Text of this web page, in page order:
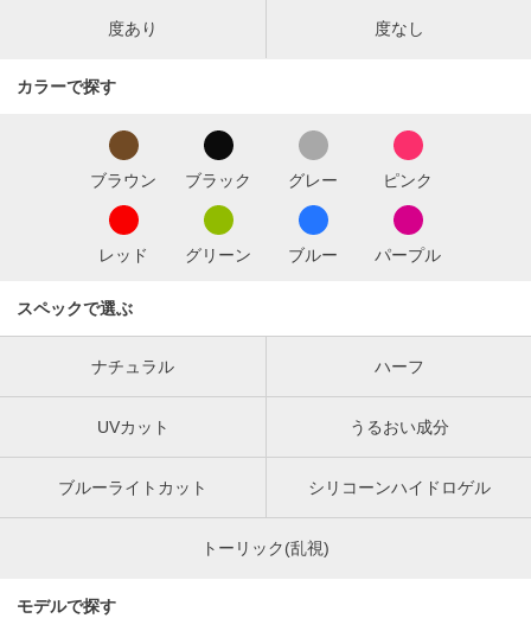
度あり 度なし
カラーで探す
ブラウン ブラック グレー ピンク
レッド グリーン ブルー パープル
スペックで選ぶ
ナチュラル ハーフ
UVカット うるおい成分
ブルーライトカット シリコーンハイドロゲル
トーリック(乱視)
モデルで探す